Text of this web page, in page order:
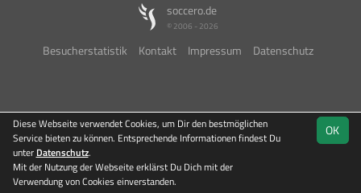
soccero.de
© 2006 - 2026
Besucherstatistik Kontakt Impressum Datenschutz
OK
Diese Webseite verwendet Cookies, um Dir den bestmöglichen
Service bieten zu können. Entsprechende Informationen findest Du
unter Datenschutz.
Mit der Nutzung der Webseite erklärst Du Dich mit der
Verwendung von Cookies einverstanden.